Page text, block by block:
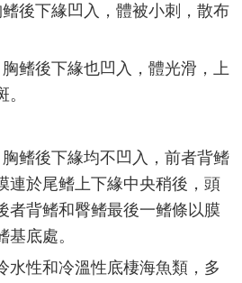
後下緣凹入，體被小刺，散布
鳍後下緣也凹入，體光滑，上
鳍後下緣均不凹入，前者背鳍
連於尾鳍上下緣中央稍後，頭
者背鳍和臀鳍最後一鳍條以膜
底處。
水性和冷溫性底棲海魚類，多